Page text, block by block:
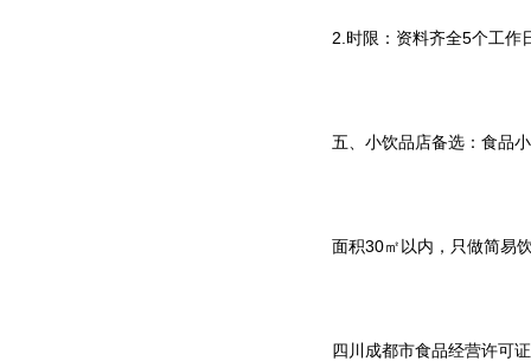
2.时限：资料齐全5个工作
五、小饮品店备选：食品
面积30㎡以内，只做简易
四川成都市食品经营许可